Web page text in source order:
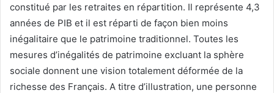
constitué par les retraites en répartition. Il représente 4,3
années de PIB et il est réparti de façon bien moins
inégalitaire que le patrimoine traditionnel. Toutes les
mesures d’inégalités de patrimoine excluant la sphère
sociale donnent une vision totalement déformée de la
richesse des Français. A titre d’illustration, une personne